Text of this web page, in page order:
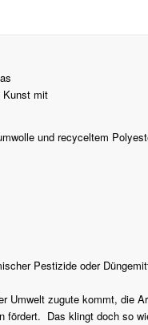
Kunst mit
und recyceltem
Pestizide oder
Umwelt zugute kommt, die
fördert. Das klingt doch so